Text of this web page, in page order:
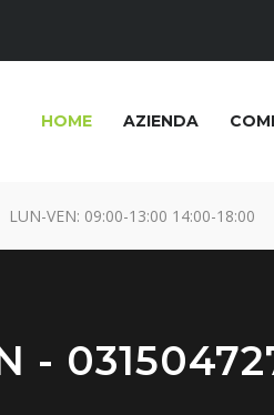
HOME AZIENDA
LUN-VEN: 09:00-13:00 14:00-18:00
-